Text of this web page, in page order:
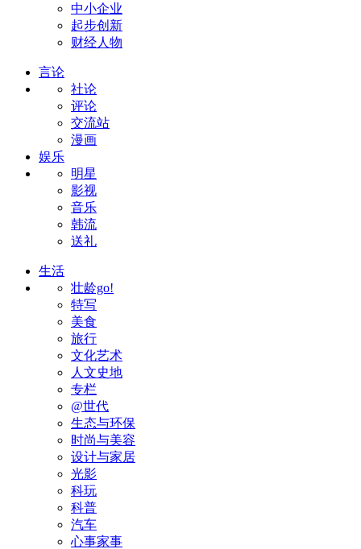
中小企业
起步创新
财经人物
言论
社论
评论
交流站
漫画
娱乐
明星
影视
音乐
韩流
送礼
生活
壮龄go!
特写
美食
旅行
文化艺术
人文史地
专栏
@世代
生态与环保
时尚与美容
设计与家居
光影
科玩
科普
汽车
心事家事